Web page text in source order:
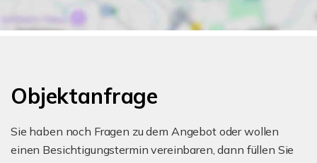
Objektanfrage
Sie haben noch Fragen zu dem Angebot oder wollen
einen Besichtigungstermin vereinbaren, dann füllen Sie